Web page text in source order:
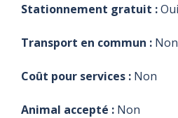
Stationnement gratuit :Oui
Transport en commun : Non
Coût pour services : Non
Animal accepté : Non